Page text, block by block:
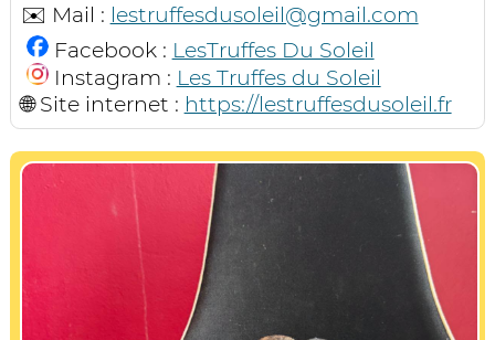
✉️ Mail : lestruffesdusoleil@gmail.com
Facebook : LesTruffes Du Soleil
Instagram : Les Truffes du Soleil
🌐 Site internet : https://lestruffesdusoleil.fr